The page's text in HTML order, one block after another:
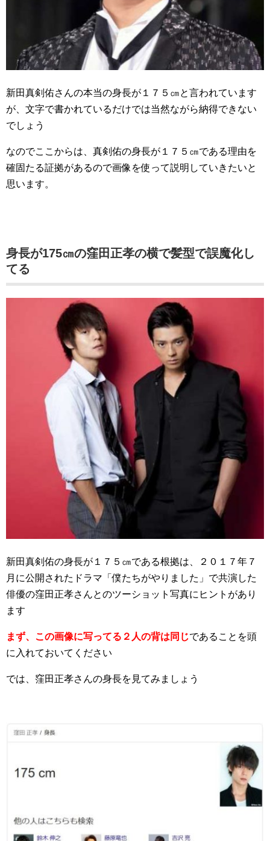
新田真剣佑さんの本当の身長が１７５㎝と言われています
が、文字で書かれているだけでは当然ながら納得できない
でしょう
なのでここからは、真剣佑の身長が１７５㎝である理由を
確固たる証拠があるので画像を使って説明していきたいと
思います。
身長が175㎝の窪田正孝の横で髪型で誤魔化し
てる
新田真剣佑の身長が１７５㎝である根拠は、２０１７年７
月に公開されたドラマ「僕たちがやりました」で共演した
俳優の窪田正孝さんとのツーショット写真にヒントがあり
ます
まず、この画像に写ってる２人の背は同じであることを頭
に入れておいてください
では、窪田正孝さんの身長を見てみましょう